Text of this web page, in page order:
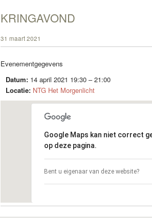
KRINGAVOND
31 maart 2021
Evenementgegevens
Datum: 14 april 2021 19:30–21:00
Locatie: NTG Het Morgenlicht
Google Maps kan niet correct
op deze pagina.
Bent u eigenaar van deze website?